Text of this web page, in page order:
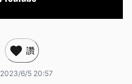
讚
2023/6/5 20:57